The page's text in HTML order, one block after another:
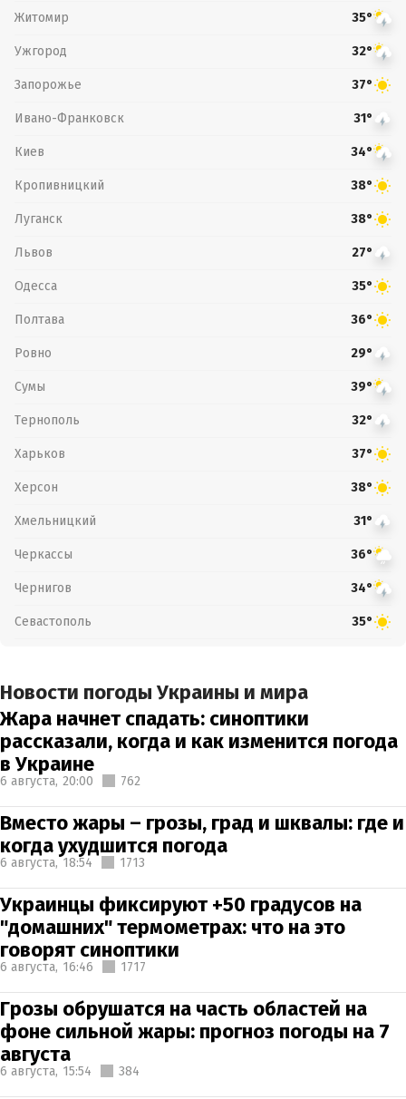
Житомир 35°
Ужгород 32°
Запорожье 37°
Ивано-Франковск 31°
Киев 34°
Кропивницкий 38°
Луганск 38°
Львов 27°
Одесса 35°
Полтава 36°
Ровно 29°
Сумы 39°
Тернополь 32°
Харьков 37°
Херсон 38°
Хмельницкий 31°
Черкассы 36°
Чернигов 34°
Севастополь 35°
Новости погоды Украины и мира
Жара начнет спадать: синоптики
рассказали, когда и как изменится погода
в Украине
6 августа, 20:00 762
Вместо жары – грозы, град и шквалы: где и
когда ухудшится погода
6 августа, 18:54 1713
Украинцы фиксируют +50 градусов на
"домашних" термометрах: что на это
говорят синоптики
6 августа, 16:46 1717
Грозы обрушатся на часть областей на
фоне сильной жары: прогноз погоды на 7
августа
6 августа, 15:54 384